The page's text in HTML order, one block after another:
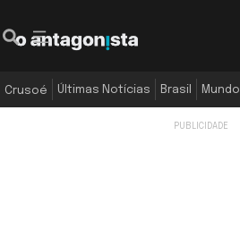
Crusoé Últimas Notícias Brasil Mundo